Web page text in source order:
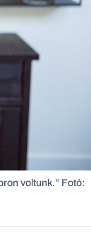
voltunk.” Fotó: